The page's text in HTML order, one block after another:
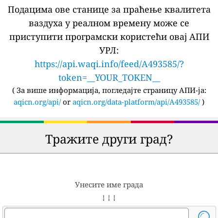
Подацима ове станице за праћење квалитета
ваздуха у реалном времену може се
приступити програмски користећи овај АПИ
УРЛ:
https://api.waqi.info/feed/A493585/?
token=__YOUR_TOKEN__
( За више информација, погледајте страницу АПИ-ја:
aqicn.org/api/or aqicn.org/data-platform/api/A493585/)
Тражите други град?
Унесите име града
↓ ↓ ↓